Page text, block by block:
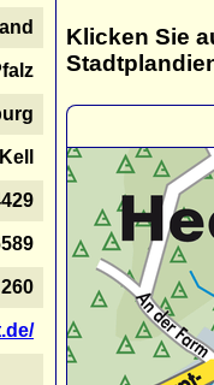
260
Klicken Sie